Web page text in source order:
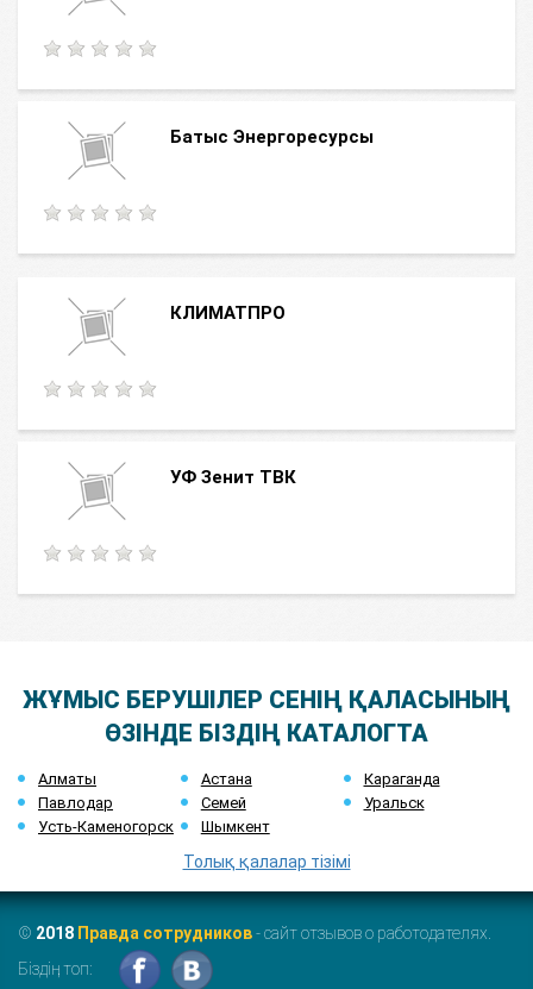
Батыс Энергоресурсы
КЛИМАТПРО
УФ Зенит ТВК
ЖҰМЫС БЕРУШІЛЕР СЕНІҢ ҚАЛАСЫНЫҢ
ӨЗІНДЕ БІЗДІҢ КАТАЛОГТА
Алматы Астана
Караганда
Павлодар
Семей
Уральск
Усть-Каменогорск
Шымкент
Толық қалалар тізімі
© 2018 Правда сотрудников- сайт отзывов о работодателях.
Біздің топ: